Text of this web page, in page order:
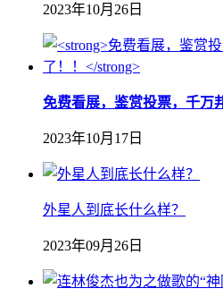
2023年10月26日
免费看展，鉴赏投票，千万
2023年10月17日
外星人到底长什么样？
2023年09月26日